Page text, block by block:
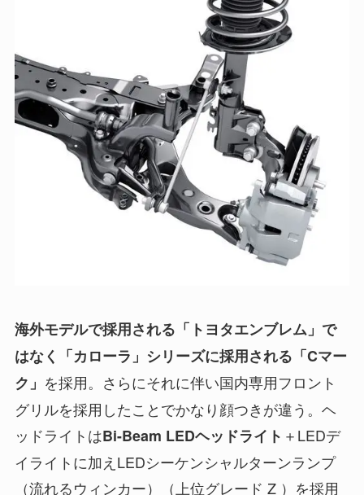
海外モデルで採用される「トヨタエンブレム」で
はなく「カローラ」シリーズに採用される「Cマー
ク」 を採用。さらにそれに伴い国内専用フロント
グリルを採用したことでかなり顔つきが違う。ヘ
ッドライトはBi-Beam LEDヘッドライト ＋LEDデ
イライトに加えLEDシーケンシャルターンランプ
（流れるウィンカー）（上位グレード Z）を採用